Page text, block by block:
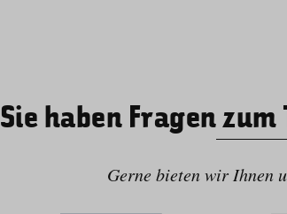
Sie haben Fragen
Gerne bieten wir Ihnen